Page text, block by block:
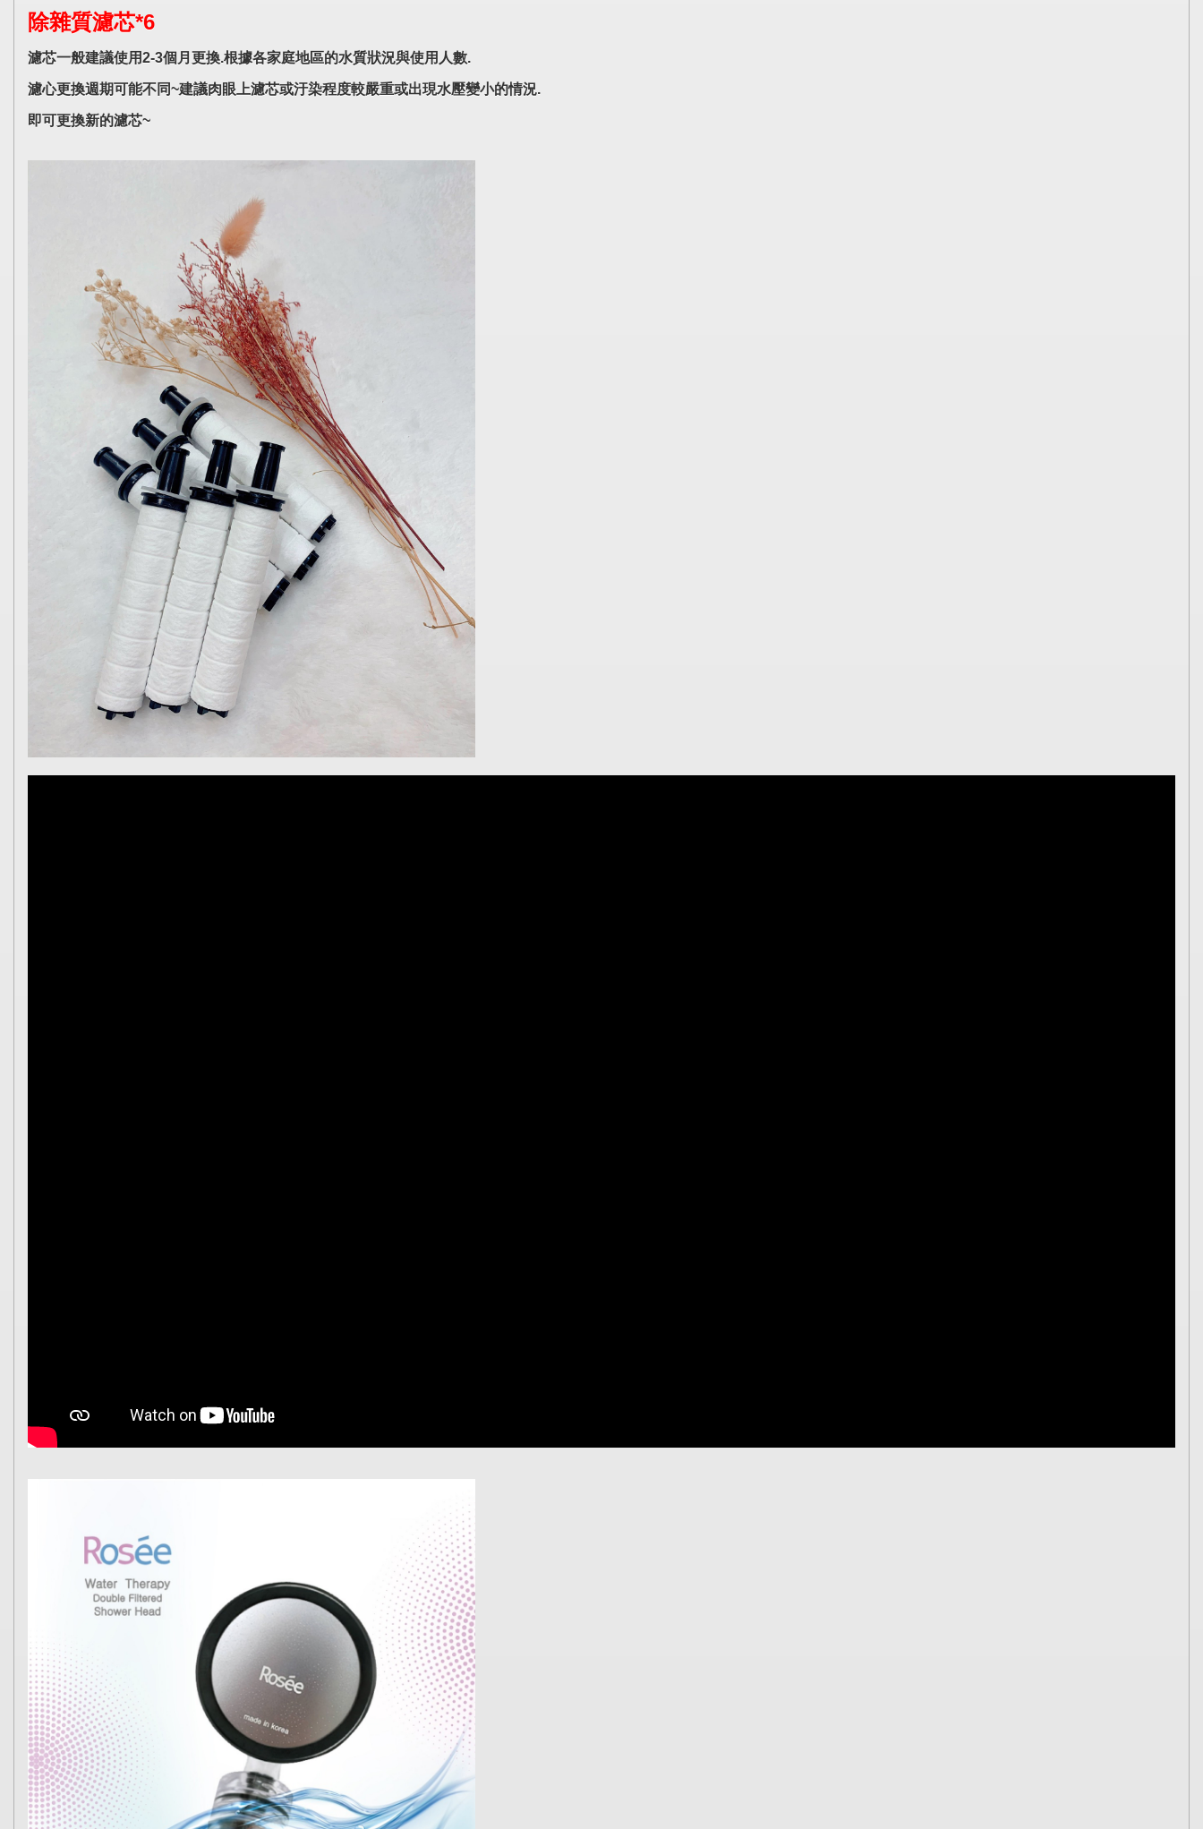
除雜質濾芯*6
濾芯一般建議使用2-3個月更換.根據各家庭地區的水質狀況與使用人數.
濾心更換週期可能不同~建議肉眼上濾芯或汙染程度較嚴重或出現水壓變小的情況.
即可更換新的濾芯~